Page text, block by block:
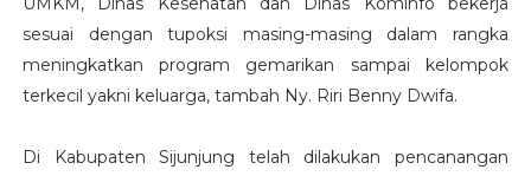
sesuai dengan tupoksi masing-masing dalam rangka
meningkatkan program gemarikan sampai kelompok
terkecil yakni keluarga, tambah Ny. Riri Benny Dwifa.
Di Kabupaten Sijunjung telah dilakukan pencanangan